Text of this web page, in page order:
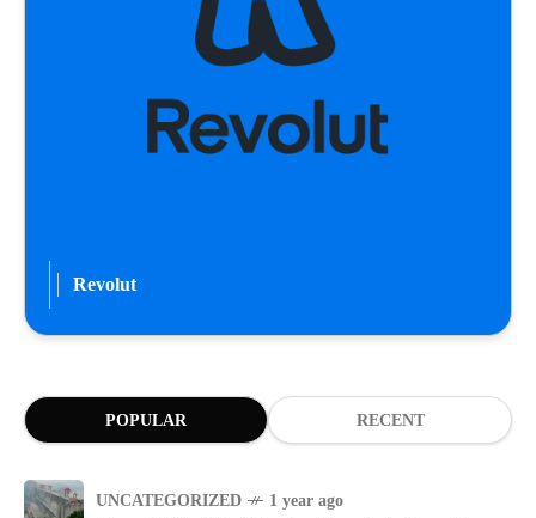
Revolut
POPULAR RECENT
UNCATEGORIZED 1 year ago